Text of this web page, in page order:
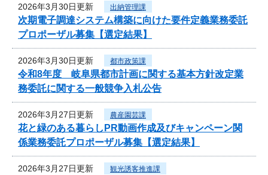
2026年3月30日更新 出納管理課
次期電子調達システム構築に向けた要件定義業務委託
プロポーザル募集【選定結果】
2026年3月30日更新 都市政策課
令和8年度 岐阜県都市計画に関する基本方針改定業
務委託に関する一般競争入札公告
2026年3月27日更新 農産園芸課
花と緑のある暮らしPR動画作成及びキャンペーン関
係業務委託プロポーザル募集【選定結果】
2026年3月27日更新 観光誘客推進課